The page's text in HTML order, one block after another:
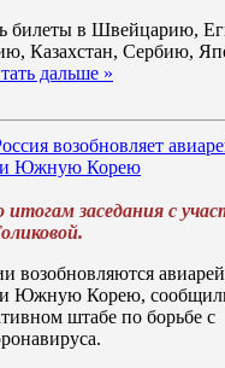
билеты в Швейцарию,
Казахстан, Сербию,
дальше »
возобновляет
и Южную Корею
заседания с
возобновляются
Южную Корею,
штабе по борьбе с